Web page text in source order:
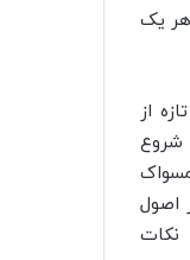
یک
از
شروع
اصول
نکات